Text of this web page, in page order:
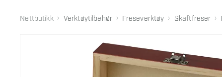
Nettbutikk › Verktøytilbehør › Freseverktøy › Skaftfreser ›